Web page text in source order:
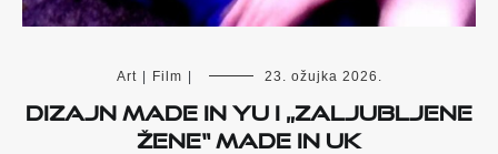
Art | Film | 23. ožujka 2026.
Dizajn made in Yu i „Zaljubljene
žene“ made in UK